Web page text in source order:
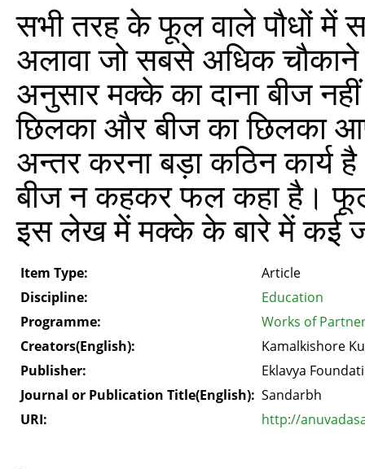
सभी तरह के फूल वाले पौधों में
अलावा जो सबसे अधिक चौकाने
अनुसार मक्के का दाना बीज
छिलका और बीज का छिलका
अन्तर करना बड़ा कठिन कार्य
बीज न कहकर फल कहा है।
इस लेख में मक्के के बारे में कई
Item Type:
Article
Discipline:
Education
Programme:
Works of
Creators(English):
Kamalkishore
Publisher:
Eklavya
Journal or Publication Title(English): Sandarbh
URI:
http://